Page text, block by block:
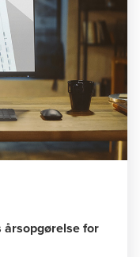
årsopgørelse for